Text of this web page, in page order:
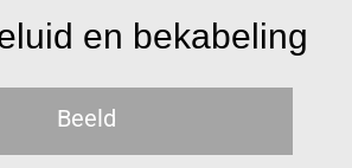
en bekabeling
Beeld